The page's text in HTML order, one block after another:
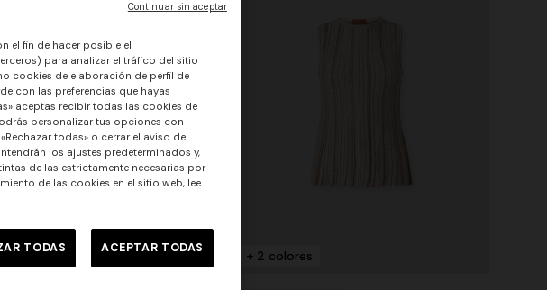
+ 2 colores
el fin de hacer posible el
para analizar el tráfico del sitio
cookies de elaboración de perfil de
con las preferencias que hayas
aceptas recibir todas las cookies de
personalizar tus opciones con
todas» o cerrar el aviso del
los ajustes predeterminados y,
de las estrictamente necesarias por
de las cookies en el sitio web, lee
TODAS ACEPTAR TODAS
Continuar sin aceptar